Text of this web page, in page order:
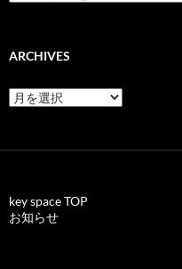
ARCHIVES
archives
key space TOP
お知らせ